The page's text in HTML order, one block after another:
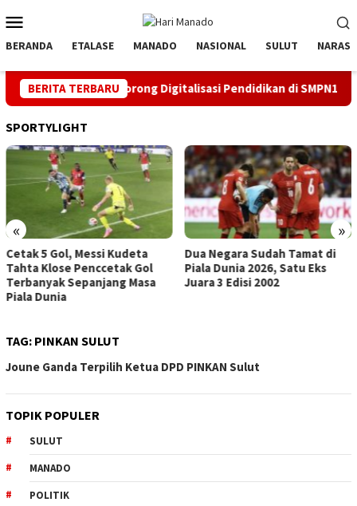
ke
kontenMobile
BERANDA ETALASE MANADO NASIONAL SULUT NARASI
BERITA TERBARU
ke 81 RI, PLN Dorong Digitalisasi Pendidikan di SMPN1 Palu
SPORTYLIGHT
« »
Dua Negara Sudah Tamat di
Piala Dunia 2026, Satu Eks
Juara 3 Edisi 2002
Hattrick, Messi Top Score
(Sementara) Pildun
TAG: PINKAN SULUT
Joune Ganda Terpilih Ketua DPD PINKAN Sulut
TOPIK POPULER
SULUT
MANADO
POLITIK